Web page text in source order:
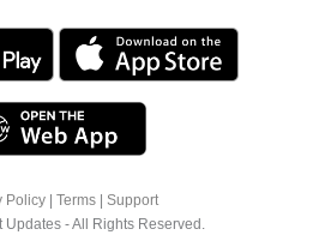
Policy Terms
Support
- All Rights Reserved.